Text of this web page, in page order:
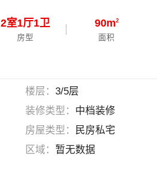
2室1厅1卫
房型
90m2
面积
楼层： 3/5层
装修类型： 中档装修
房屋类型： 民房私宅
区域： 暂无数据